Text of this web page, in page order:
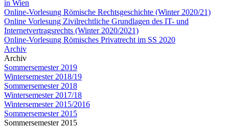
in Wien
Online-Vorlesung Römische Rechtsgeschichte (Winter 2020/21)
Online Vorlesung Zivilrechtliche Grundlagen des IT- und
Internetvertragsrechts (Winter 2020/2021)
Online-Vorlesung Römisches Privatrecht im SS 2020
Archiv
Archiv
Sommersemester 2019
Wintersemester 2018/19
Sommersemester 2018
Wintersemester 2017/18
Wintersemester 2015/2016
Sommersemester 2015
Sommersemester 2015